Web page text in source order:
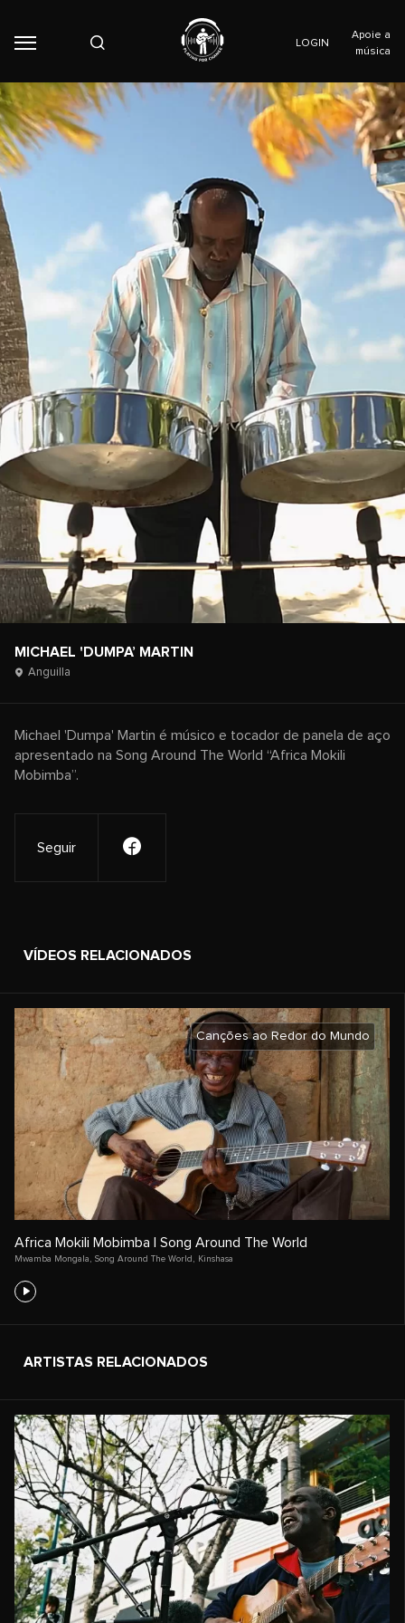
LOGIN
Apoie a
música
MICHAEL 'DUMPA’ MARTIN
Anguilla
Michael 'Dumpa' Martin é músico e tocador de panela de aço
apresentado na Song Around The World “Africa Mokili
Mobimba”.
Seguir
VÍDEOS RELACIONADOS
Canções ao Redor do Mundo
Africa Mokili Mobimba | Song Around The World
Mwamba Mongala Song Around The World Kinshasa
ARTISTAS RELACIONADOS